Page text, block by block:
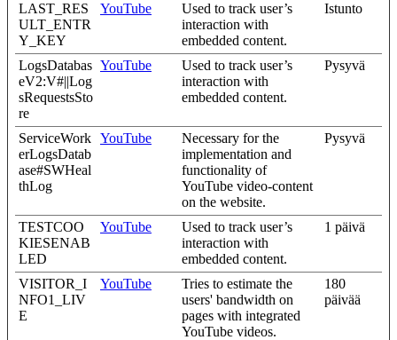
LAST_RES
ULT_ENTR
Y_KEY
YouTube
Used to track user’s
interaction with
embedded content.
Istunto
LogsDatabas
eV2:V#||Log
sRequestsSto
re
YouTube
Used to track user’s
interaction with
embedded content.
Pysyvä
ServiceWork
erLogsDatab
ase#SWHeal
thLog
YouTube
Necessary for the
implementation and
functionality of
YouTube video-content
on the website.
Pysyvä
TESTCOO
KIESENAB
LED
YouTube
Used to track user’s
interaction with
embedded content.
1 päivä
VISITOR_I
NFO1_LIV
E
YouTube
Tries to estimate the
users' bandwidth on
pages with integrated
YouTube videos.
180
päivää